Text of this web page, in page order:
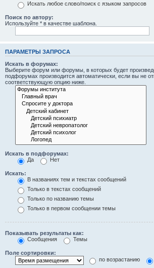
Искать любое слово/поиск с языком запросов
Поиск по автору:
Используйте * в качестве шаблона.
ПАРАМЕТРЫ ЗАПРОСА
Искать в форумах:
Выберите форум или форумы, в которых будет
подфорумах производится автоматически, если вы не
соответствующую опцию ниже.
Искать в подфорумах:
Да
Нет
Искать:
В названиях тем и текстах сообщений
Только в текстах сообщений
Только по названию темы
Только в первом сообщении темы
Показывать результаты как:
Сообщения
Темы
Поле сортировки:
по возрастанию